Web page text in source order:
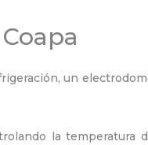
un
la temperatura